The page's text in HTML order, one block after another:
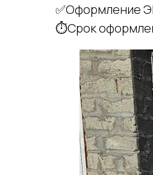
✅Оформление
⏱Срок